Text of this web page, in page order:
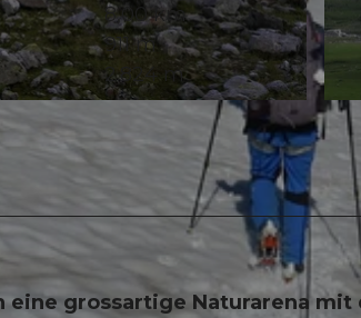
©
8,00 km
911 m
2.824 m
grossartige Naturarena